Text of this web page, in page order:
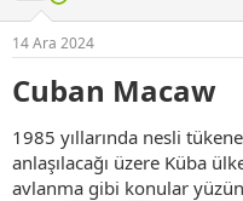
:
14 Ara 2024
Cuban Macaw​
1985 yıllarında nesli
anlaşılacağı üzere Küba
avlanma gibi konular